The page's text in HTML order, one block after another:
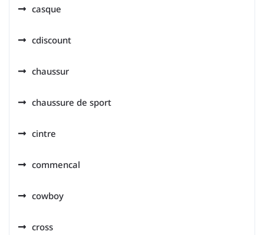
casque
cdiscount
chaussur
chaussure de sport
cintre
commencal
cowboy
cross